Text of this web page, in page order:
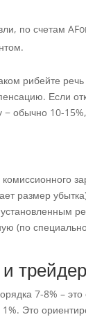
по счетам
рибейте
Если
− обычно 10-
размер
(по
7-8% –
Это